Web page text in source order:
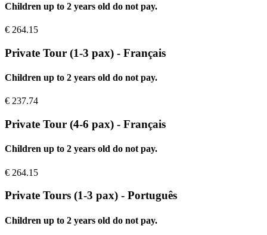
Children up to 2 years old do not pay.
€ 264.15
Private Tour (1-3 pax) - Français
Children up to 2 years old do not pay.
€ 237.74
Private Tour (4-6 pax) - Français
Children up to 2 years old do not pay.
€ 264.15
Private Tours (1-3 pax) - Português
Children up to 2 years old do not pay.